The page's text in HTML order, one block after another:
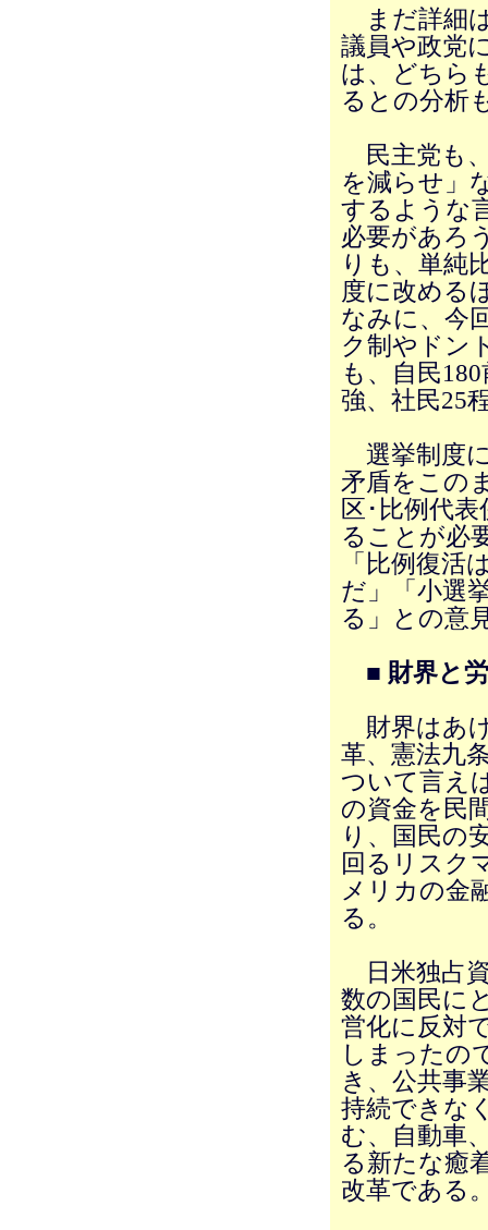
まだ詳細
議員や政党
は、どちら
るとの分析
民主党も
を減らせ」
するような
必要があろ
りも、単純
度に改める
なみに、今
ク制やドン
も、自民
強、社民25
選挙制度
矛盾をこの
区･比例代
ることが必
「比例復活
だ」「小選
る」との意
■ 財界と
財界はあ
革、憲法九
ついて言え
の資金を民
り、国民の
回るリスク
メリカの金
る。
日米独占
数の国民に
営化に反対
しまったの
き、公共事
持続できな
む、自動車
る新たな癒
改革である